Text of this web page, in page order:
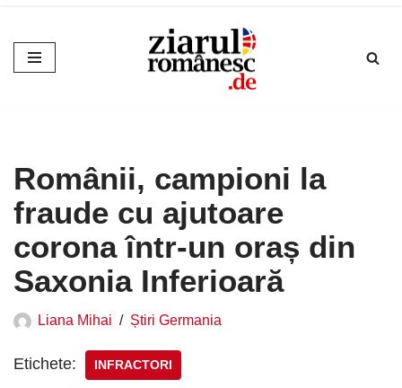
Sari
la
Românii, campioni la
fraude cu ajutoare
corona într-un oraș din
Saxonia Inferioară
Liana Mihai Știri Germania
Etichete: INFRACTORI